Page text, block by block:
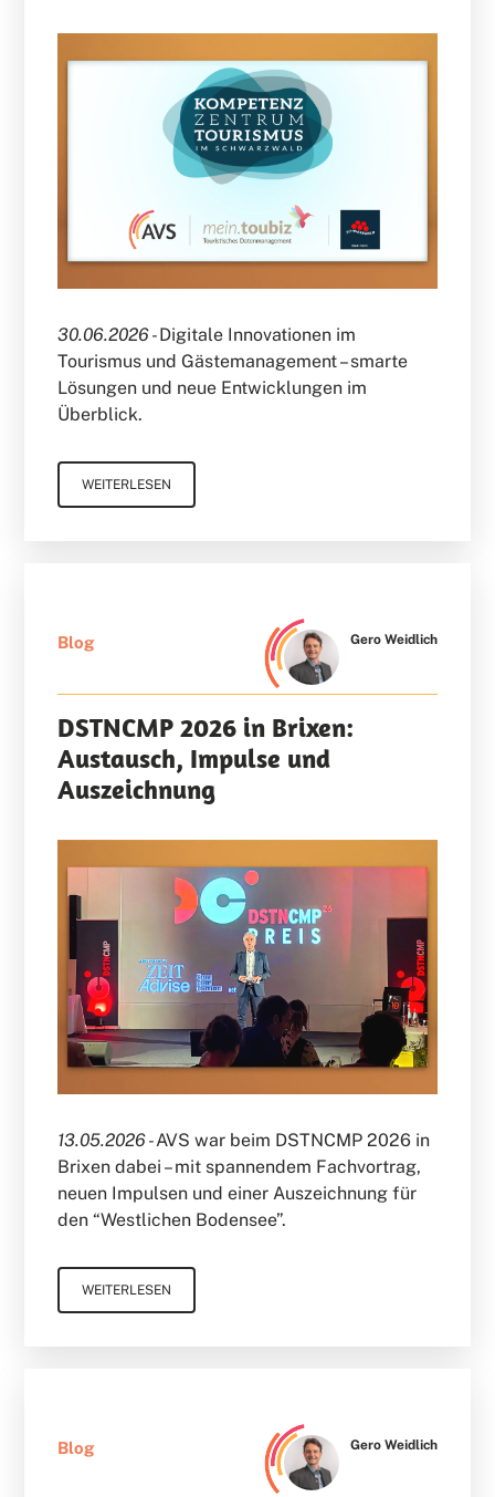
30.06.2026 -Digitale Innovationen im
Tourismus und Gästemanagement – smarte
Lösungen und neue Entwicklungen im
Überblick.
WEITERLESEN
Blog Gero Weidlich
DSTNCMP 2026 in Brixen:
Austausch, Impulse und
Auszeichnung
13.05.2026 -AVS war beim DSTNCMP 2026 in
Brixen dabei – mit spannendem Fachvortrag,
neuen Impulsen und einer Auszeichnung für
den “Westlichen Bodensee”.
WEITERLESEN
Blog Gero Weidlich